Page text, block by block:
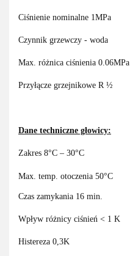
Ciśnienie nominalne 1MPa
Czynnik grzewczy - woda
Max. różnica ciśnienia 0.06MPa
Przyłącze grzejnikowe R ½
Dane techniczne głowicy:
Zakres 8°C – 30°C
Max. temp. otoczenia 50°C
Czas zamykania 16 min.
Wpływ różnicy ciśnień < 1 K
Histereza 0,3K